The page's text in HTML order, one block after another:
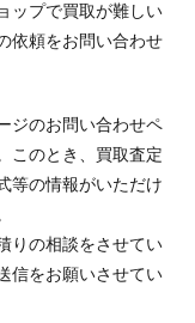
ップで買取が難しい
依頼をお問い合わせ
ジのお問い合わせペ
このとき、買取査定
等の情報がいただけ
りの相談をさせてい
信をお願いさせてい